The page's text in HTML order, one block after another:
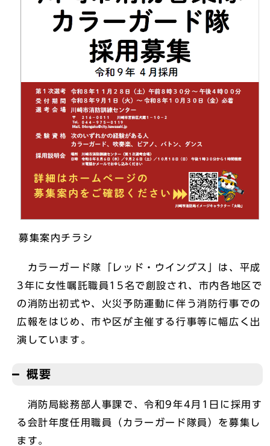
募集案内チラシ
カラーガード隊「レッド・ウイングス」は、平成
3年に女性嘱託職員15名で創設され、市内各地区で
の消防出初式や、火災予防運動に伴う消防行事での
広報をはじめ、市や区が主催する行事等に幅広く出
演しています。
概要
消防局総務部人事課で、令和9年4月1日に採用す
る会計年度任用職員（カラーガード隊員）を募集し
ます。